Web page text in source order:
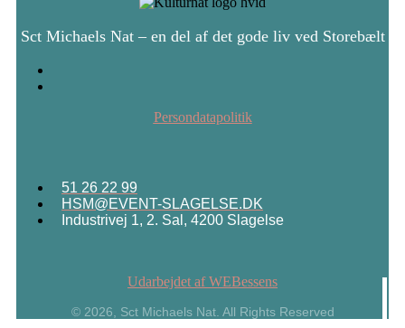
Sct Michaels Nat – en del af det gode liv ved Storebælt
Persondatapolitik
51 26 22 99
HSM@EVENT-SLAGELSE.DK
Industrivej 1, 2. Sal, 4200 Slagelse
Udarbejdet af WEBessens
© 2026, Sct Michaels Nat. All Rights Reserved